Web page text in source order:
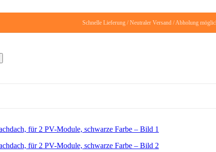
Schnelle Lieferung / Neutraler Versand / Abholung